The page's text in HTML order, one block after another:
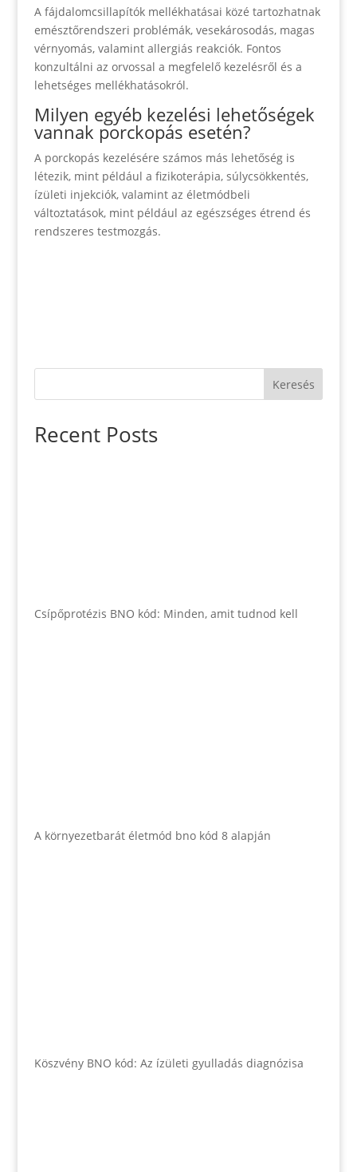
A fájdalomcsillapítók mellékhatásai közé tartozhatnak
emésztőrendszeri problémák, vesekárosodás, magas
vérnyomás, valamint allergiás reakciók. Fontos
konzultálni az orvossal a megfelelő kezelésről és a
lehetséges mellékhatásokról.
Milyen egyéb kezelési lehetőségek
vannak porckopás esetén?
A porckopás kezelésére számos más lehetőség is
létezik, mint például a fizikoterápia, súlycsökkentés,
ízületi injekciók, valamint az életmódbeli
változtatások, mint például az egészséges étrend és
rendszeres testmozgás.
Keresés
Recent Posts
Csípőprotézis BNO kód: Minden, amit tudnod kell
A környezetbarát életmód bno kód 8 alapján
Köszvény BNO kód: Az ízületi gyulladás diagnózisa